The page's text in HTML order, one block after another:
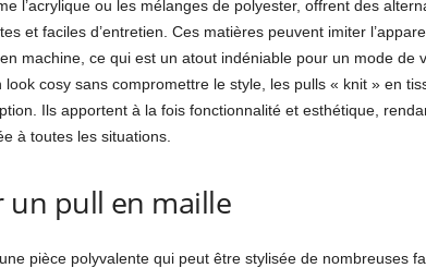
l’acrylique ou les mélanges de polyester, offrent des
et faciles d’entretien. Ces matières peuvent imiter
machine, ce qui est un atout indéniable pour un mode de
cosy sans compromettre le style, les pulls « knit » en
Ils apportent à la fois fonctionnalité et esthétique,
à toutes les situations.
un pull en maille
pièce polyvalente qui peut être stylisée de nombreuses